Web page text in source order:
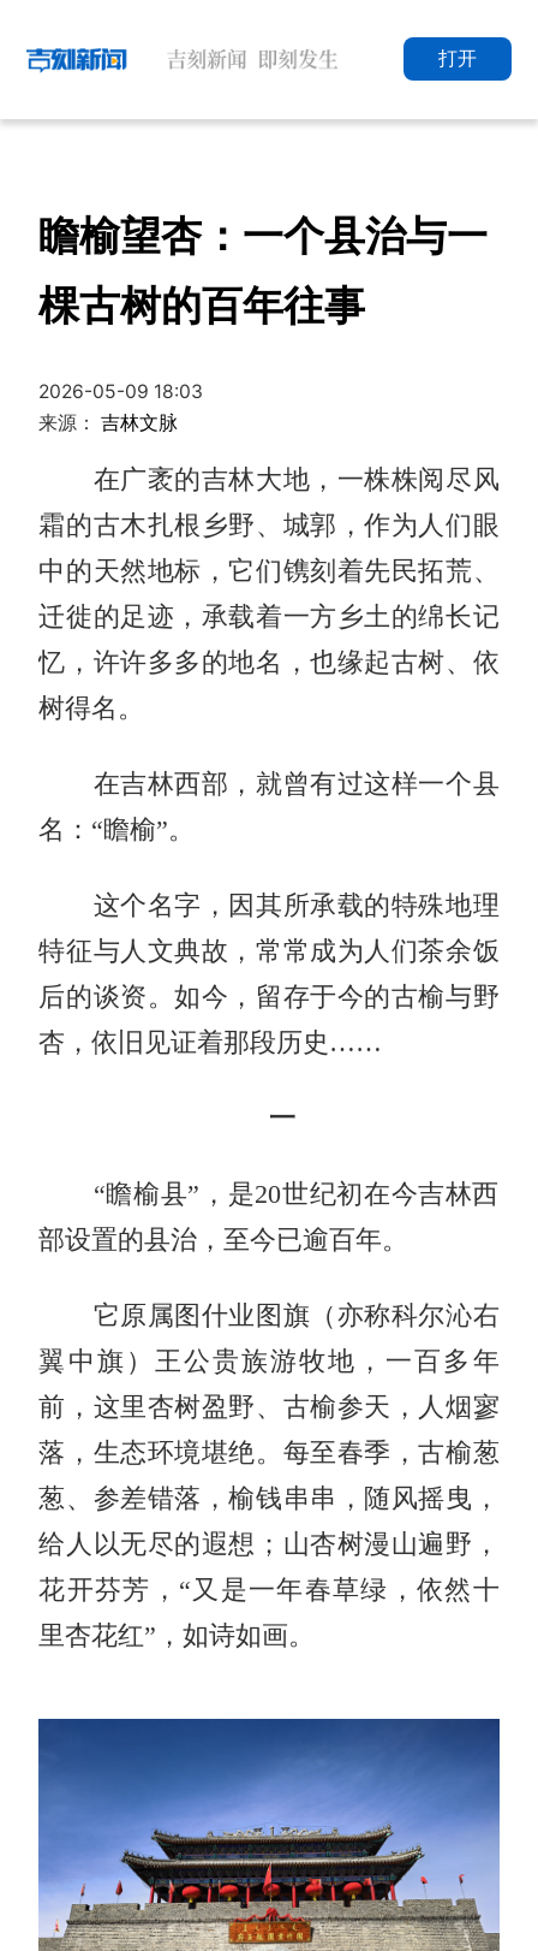
打开
瞻榆望杏：一个县治与一
棵古树的百年往事
2026-05-09 18:03
来源：吉林文脉
在广袤的吉林大地，一株株阅尽风
霜的古木扎根乡野、城郭，作为人们眼
中的天然地标，它们镌刻着先民拓荒、
迁徙的足迹，承载着一方乡土的绵长记
忆，许许多多的地名，也缘起古树、依
树得名。
在吉林西部，就曾有过这样一个县
名：“瞻榆”。
这个名字，因其所承载的特殊地理
特征与人文典故，常常成为人们茶余饭
后的谈资。如今，留存于今的古榆与野
杏，依旧见证着那段历史……
一
“瞻榆县”，是20世纪初在今吉林西
部设置的县治，至今已逾百年。
它原属图什业图旗（亦称科尔沁右
翼中旗）王公贵族游牧地，一百多年
前，这里杏树盈野、古榆参天，人烟寥
落，生态环境堪绝。每至春季，古榆葱
葱、参差错落，榆钱串串，随风摇曳，
给人以无尽的遐想；山杏树漫山遍野，
花开芬芳，“又是一年春草绿，依然十
里杏花红”，如诗如画。